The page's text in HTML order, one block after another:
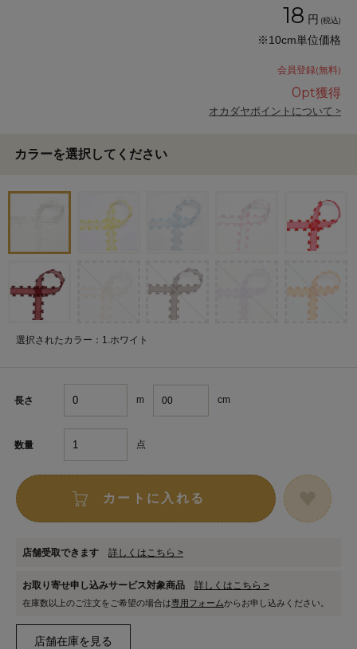
18 円 (税込)
※10cm単位価格
会員登録(無料)
0pt獲得
オカダヤポイントについて >
カラーを選択してください
選択されたカラー：1.ホワイト
長さ m cm
数量 点
カートに入れる
店舗受取できます 詳しくはこちら >
お取り寄せ申し込みサービス対象商品 詳しくはこちら >
在庫数以上のご注文をご希望の場合は専用フォームからお申し込みください。